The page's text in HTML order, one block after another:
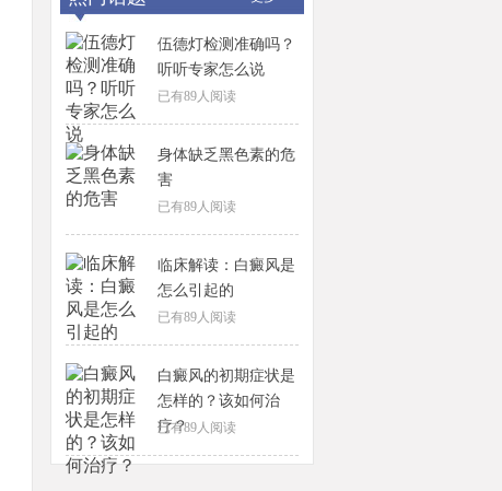
伍德灯检测准确吗？
听听专家怎么说
已有89人阅读
身体缺乏黑色素的危
害
已有89人阅读
临床解读：白癜风是
怎么引起的
已有89人阅读
白癜风的初期症状是
怎样的？该如何治
疗？
已有89人阅读